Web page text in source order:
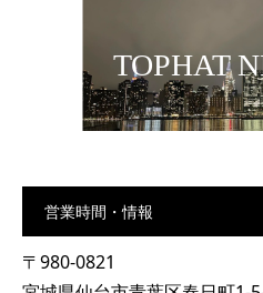
TOPHAT
.
営業時間・情報
〒980-0821